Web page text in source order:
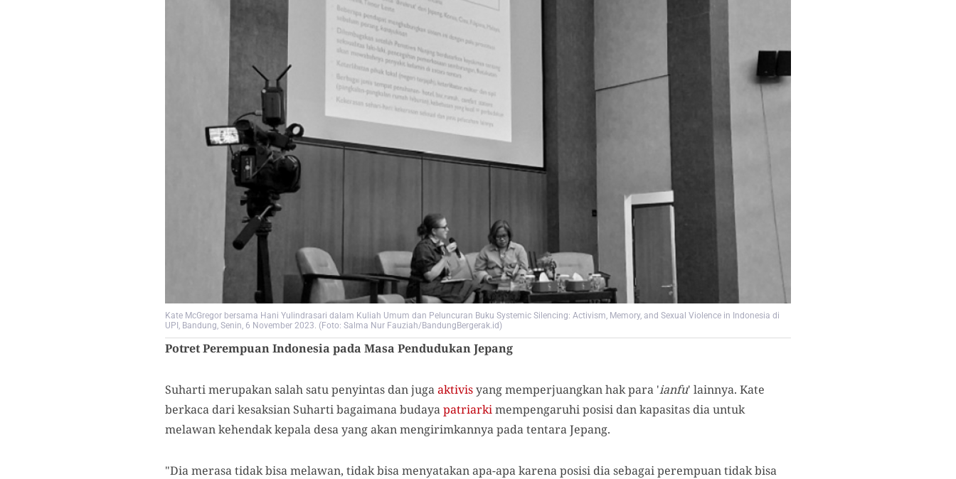
Kate McGregor bersama Hani Yulindrasari dalam Kuliah Umum dan Peluncuran Buku Systemic Silencing: Activism, Memory, and Sexual Violence in Indonesia di
UPI, Bandung, Senin, 6 November 2023. (Foto: Salma Nur Fauziah/BandungBergerak.id)
Potret Perempuan Indonesia pada Masa Pendudukan Jepang
Suharti merupakan salah satu penyintas dan jugaaktivisyang memperjuangkan hak para 'ianfu' lainnya. Kate
berkaca dari kesaksian Suharti bagaimana budayapatriarkimempengaruhi posisi dan kapasitas dia untuk
melawan kehendak kepala desa yang akan mengirimkannya pada tentara Jepang.
"Dia merasa tidak bisa melawan, tidak bisa menyatakan apa-apa karena posisi dia sebagai perempuan tidak bisa